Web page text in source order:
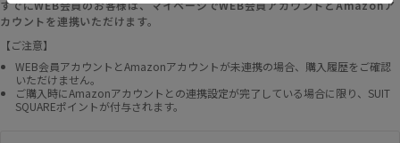
すでにWEB会員のお客様は、マイページでWEB会員アカウントとAmazonア
カウントを連携いただけます。
【ご注意】
WEB会員アカウントとAmazonアカウントが未連携の場合、購入履歴をご確認
いただけません。
ご購入時にAmazonアカウントとの連携設定が完了している場合に限り、SUIT
SQUAREポイントが付与されます。